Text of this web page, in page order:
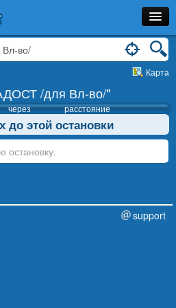
Карта
/для Вл-во/"
через расстояние
до этой остановки
support